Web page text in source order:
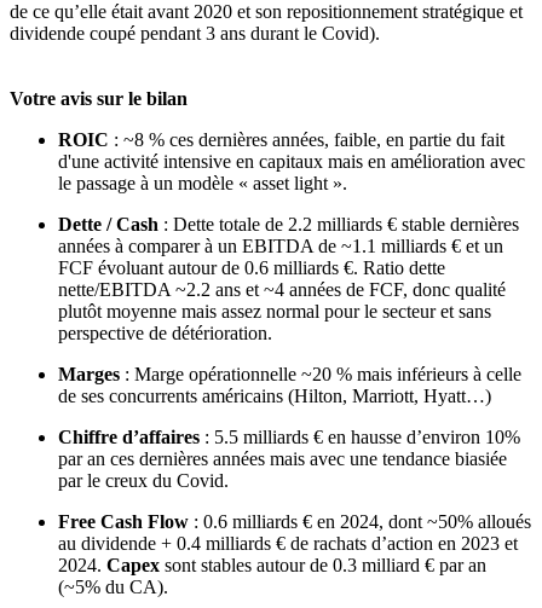
de ce qu’elle était avant 2020 et son repositionnement stratégique et
dividende coupé pendant 3 ans durant le Covid).
Votre avis sur le bilan
ROIC : ~8 % ces dernières années, faible, en partie du fait
d'une activité intensive en capitaux mais en amélioration avec
le passage à un modèle « asset light ».
Dette / Cash : Dette totale de 2.2 milliards € stable dernières
années à comparer à un EBITDA de ~1.1 milliards € et un
FCF évoluant autour de 0.6 milliards €. Ratio dette
nette/EBITDA ~2.2 ans et ~4 années de FCF, donc qualité
plutôt moyenne mais assez normal pour le secteur et sans
perspective de détérioration.
Marges : Marge opérationnelle ~20 % mais inférieurs à celle
de ses concurrents américains (Hilton, Marriott, Hyatt…)
Chiffre d’affaires : 5.5 milliards € en hausse d’environ 10%
par an ces dernières années mais avec une tendance biasiée
par le creux du Covid.
Free Cash Flow : 0.6 milliards € en 2024, dont ~50% alloués
au dividende + 0.4 milliards € de rachats d’action en 2023 et
2024. Capex sont stables autour de 0.3 milliard € par an
(~5% du CA).